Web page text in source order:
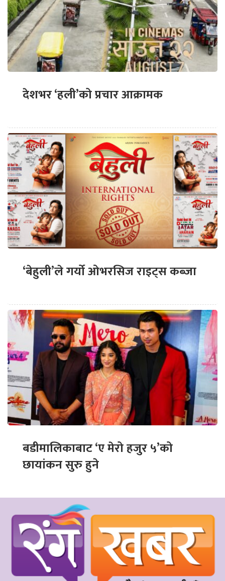
देशभर ‘हली’को प्रचार आक्रामक
‘बेहुली’ले गर्यो ओभरसिज राइट्स कब्जा
बडीमालिकाबाट ‘ए मेरो हजुर ५’को
छायांकन सुरु हुने